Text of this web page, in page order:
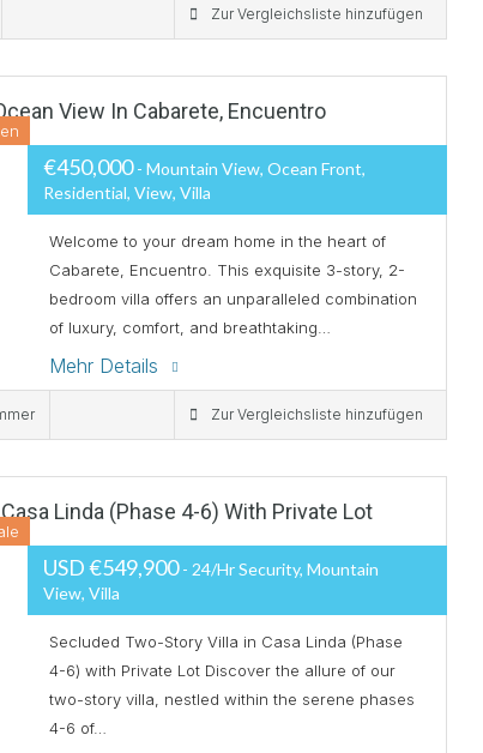
Zur Vergleichsliste hinzufügen
View In Cabarete, Encuentro
€450,000- Mountain View, Ocean Front,
Residential, View, Villa
Welcome to your dream home in the heart of
Cabarete, Encuentro. This exquisite 3-story, 2-
bedroom villa offers an unparalleled combination
of luxury, comfort, and breathtaking…
Mehr Details
Zur Vergleichsliste hinzufügen
Linda (Phase 4-6) With Private Lot
USD €549,900- 24/hr Security, Mountain
View, Villa
Secluded Two-Story Villa in Casa Linda (Phase
4-6) with Private Lot Discover the allure of our
two-story villa, nestled within the serene phases
4-6 of…